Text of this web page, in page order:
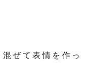
ぜて表情を作っ